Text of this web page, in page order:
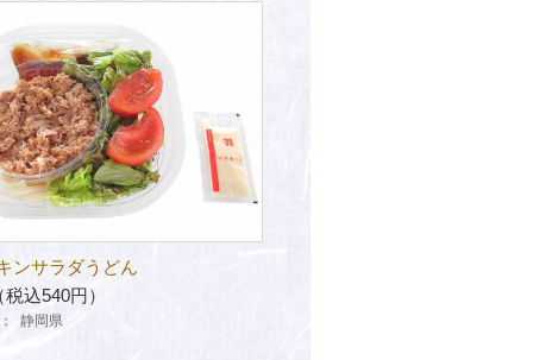
ンサラダうどん
込540円）
静岡県